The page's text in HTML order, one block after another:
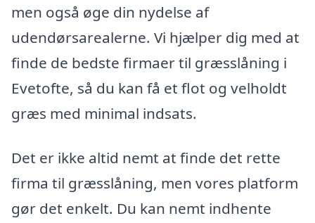
men også øge din nydelse af
udendørsarealerne. Vi hjælper dig med at
finde de bedste firmaer til græsslåning i
Evetofte, så du kan få et flot og velholdt
græs med minimal indsats.
Det er ikke altid nemt at finde det rette
firma til græsslåning, men vores platform
gør det enkelt. Du kan nemt indhente